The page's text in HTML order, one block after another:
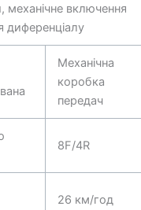
механічне включення
диференціалу
Механічна
коробка
передач
8F/4R
26 км/год